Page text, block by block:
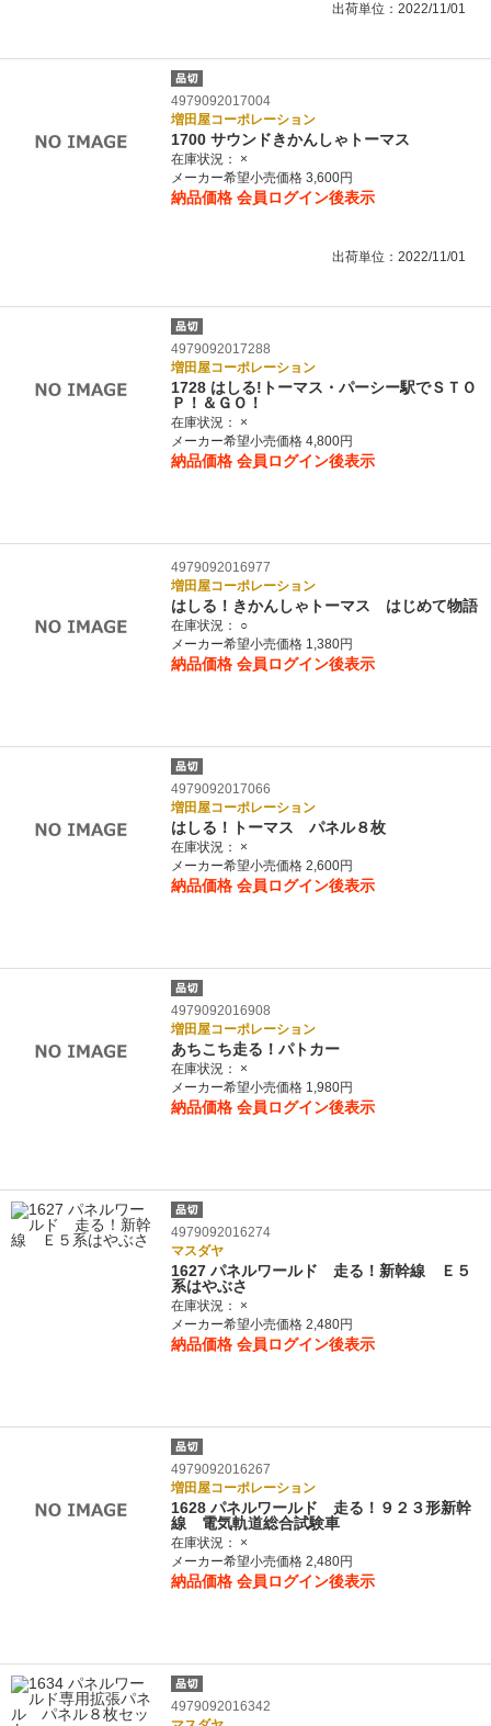
出荷単位：2022/11/01
4979092017004
増田屋コーポレーション
1700 サウンドきかんしゃトーマス
在庫状況：
×
メーカー希望小売価格 3,600円
納品価格 会員ログイン後表示
出荷単位：2022/11/01
4979092017288
増田屋コーポレーション
1728 はしる!トーマス・パーシー駅でＳＴＯ
Ｐ！＆ＧＯ！
在庫状況：
×
メーカー希望小売価格 4,800円
納品価格 会員ログイン後表示
4979092016977
増田屋コーポレーション
はしる！きかんしゃトーマス はじめて物語
在庫状況：
○
メーカー希望小売価格 1,380円
納品価格 会員ログイン後表示
4979092017066
増田屋コーポレーション
はしる！トーマス パネル８枚
在庫状況：
×
メーカー希望小売価格 2,600円
納品価格 会員ログイン後表示
4979092016908
増田屋コーポレーション
あちこち走る！パトカー
在庫状況：
×
メーカー希望小売価格 1,980円
納品価格 会員ログイン後表示
4979092016274
マスダヤ
1627 パネルワールド 走る！新幹線 Ｅ５
系はやぶさ
在庫状況：
×
メーカー希望小売価格 2,480円
納品価格 会員ログイン後表示
4979092016267
増田屋コーポレーション
1628 パネルワールド 走る！９２３形新幹
線 電気軌道総合試験車
在庫状況：
×
メーカー希望小売価格 2,480円
納品価格 会員ログイン後表示
4979092016342